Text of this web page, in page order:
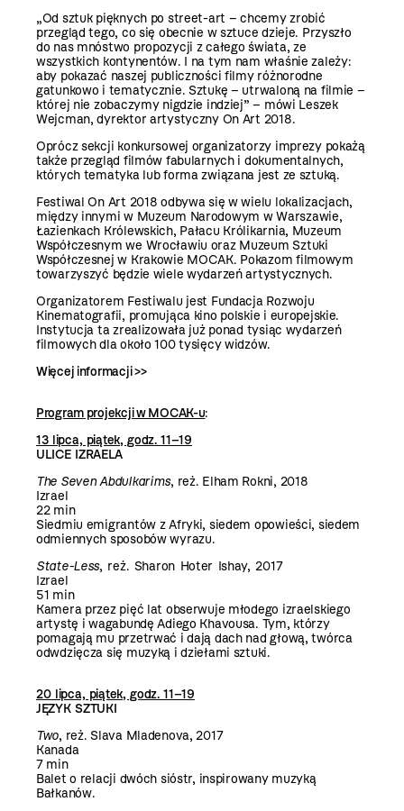
„Od sztuk pięknych po street-art – chcemy zrobić
przegląd tego, co się obecnie w sztuce dzieje. Przyszło
do nas mnóstwo propozycji z całego świata, ze
wszystkich kontynentów. I na tym nam właśnie zależy:
aby pokazać naszej publiczności filmy różnorodne
gatunkowo i tematycznie. Sztukę – utrwaloną na filmie –
której nie zobaczymy nigdzie indziej” – mówi Leszek
Wejcman, dyrektor artystyczny On Art 2018.
Oprócz sekcji konkursowej organizatorzy imprezy pokażą
także przegląd filmów fabularnych i dokumentalnych,
których tematyka lub forma związana jest ze sztuką.
Festiwal On Art 2018 odbywa się w wielu lokalizacjach,
między innymi w Muzeum Narodowym w Warszawie,
Łazienkach Królewskich, Pałacu Królikarnia, Muzeum
Współczesnym we Wrocławiu oraz Muzeum Sztuki
Współczesnej w Krakowie MOCAK. Pokazom filmowym
towarzyszyć będzie wiele wydarzeń artystycznych.
Organizatorem Festiwalu jest Fundacja Rozwoju
Kinematografii, promująca kino polskie i europejskie.
Instytucja ta zrealizowała już ponad tysiąc wydarzeń
filmowych dla około 100 tysięcy widzów.
Więcej informacji >>
Program projekcji w MOCAK-u:
13 lipca, piątek, godz. 11–19
ULICE IZRAELA
The Seven Abdulkarims, reż. Elham Rokni, 2018
Izrael
22 min
Siedmiu emigrantów z Afryki, siedem opowieści, siedem
odmiennych sposobów wyrazu.
State-Less, reż. Sharon Hoter Ishay, 2017
Izrael
51 min
Kamera przez pięć lat obserwuje młodego izraelskiego
artystę i wagabundę Adiego Khavousa. Tym, którzy
pomagają mu przetrwać i dają dach nad głową, twórca
odwdzięcza się muzyką i dziełami sztuki.
20 lipca, piątek, godz. 11–19
JĘZYK SZTUKI
Two, reż. Slava Mladenova, 2017
Kanada
7 min
Balet o relacji dwóch sióstr, inspirowany muzyką
Bałkanów.